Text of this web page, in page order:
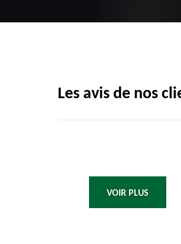
Les avis de nos
VOIR PLUS